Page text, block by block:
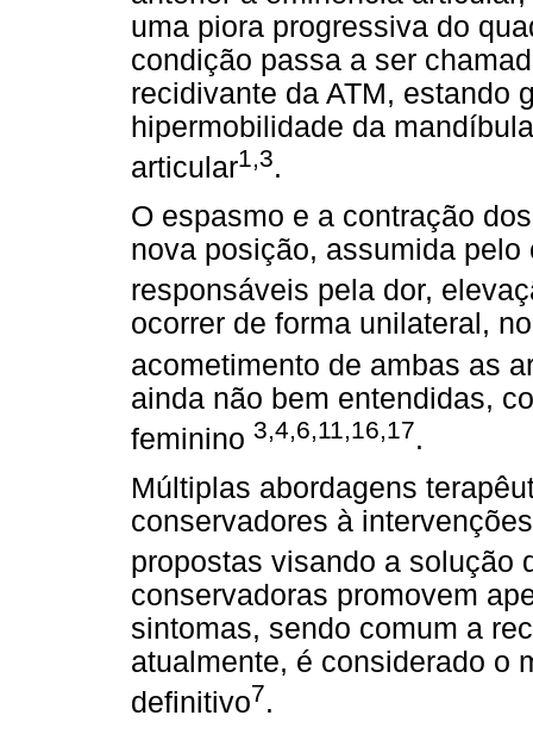
uma piora progressiva do
condição passa a ser
recidivante da ATM, estando
hipermobilidade da
articular1,3.
O espasmo e a contração
nova posição, assumida
responsáveis pela dor,
ocorrer de forma unilateral,
acometimento de ambas as
ainda não bem entendidas,
feminino 3,4,6,11,16,17.
Múltiplas abordagens
conservadores à
propostas visando a solução
conservadoras promovem
sintomas, sendo comum a
atualmente, é considerado o
definitivo7.